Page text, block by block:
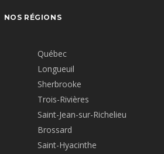
NOS RÉGIONS
Québec
Longueuil
Sherbrooke
Trois-Rivières
Saint-Jean-sur-Richelieu
Brossard
Saint-Hyacinthe